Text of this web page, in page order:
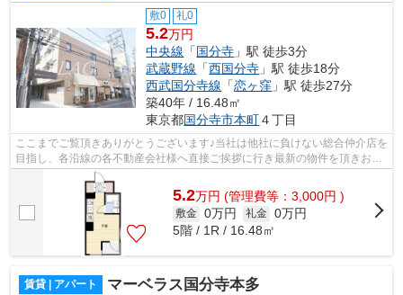
敷0 礼0
5.2万円
中央線 「国分寺 」駅 徒歩3分
武蔵野線 「西国分寺 」駅 徒歩18分
西武国分寺線 「恋ヶ窪 」駅 徒歩27分
築40年 / 16.48㎡
東京都国分寺市本町４丁目
ここまでご覧頂きありがとうございます♪当社は他社に負けない総合仲介店を
目指し、各沿線の各不動産会社様へ直接ご挨拶に行き最新の物件を頂きお客
様へ提供しております！最新の情報は...
5.2万円 (管理費等：3,000円 )
敷金 0万円 礼金 0万円
5階 / 1R / 16.48㎡
賃貸 | アパート マーベラス国分寺本多